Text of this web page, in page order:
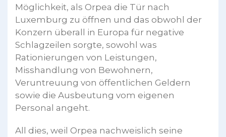
Möglichkeit, als Orpea die Tür nach
Luxemburg zu öffnen und das obwohl der
Konzern überall in Europa für negative
Schlagzeilen sorgte, sowohl was
Rationierungen von Leistungen,
Misshandlung von Bewohnern,
Veruntreuung von öffentlichen Geldern
sowie die Ausbeutung vom eigenen
Personal angeht.
All dies, weil Orpea nachweislich seine